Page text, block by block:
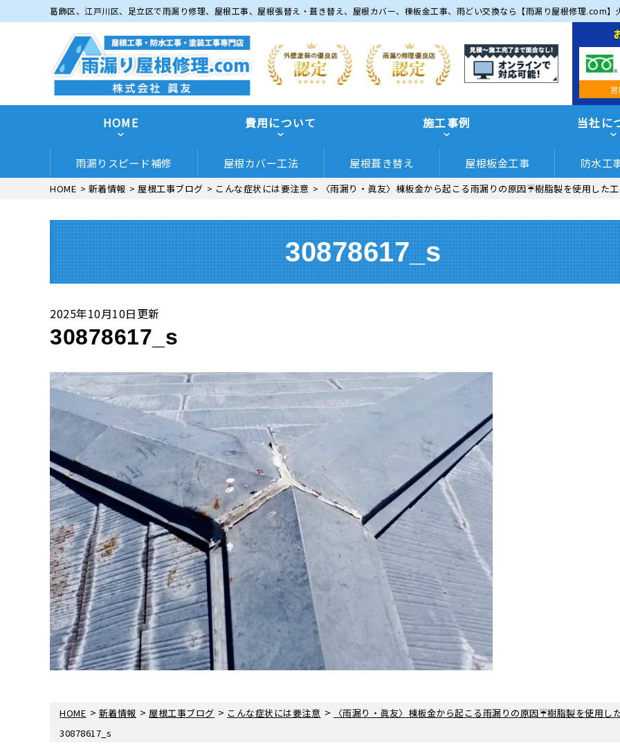
葛飾区、江戸川区、足立区で雨漏り修理、屋根工事、屋根張替え・葺き替え、屋根カバー、棟板金工事、雨どい交換なら【雨漏り屋根修理.com】
HOME 費用について 施工事例 当社に
雨漏りスピード補修 屋根カバー工法 屋根葺き替え 屋根板金工事 防水工
HOME > 新着情報 > 屋根工事ブログ > こんな症状には要注意 > 〈雨漏り・眞友〉棟板金から起こる雨漏りの原因☔樹脂製を使用した
30878617_s
2025年10月10日更新
30878617_s
HOME > 新着情報 > 屋根工事ブログ > こんな症状には要注意 >
〈雨漏り・眞友〉棟板金から起こる雨漏りの原因☔樹脂製を使用し
30878617_s